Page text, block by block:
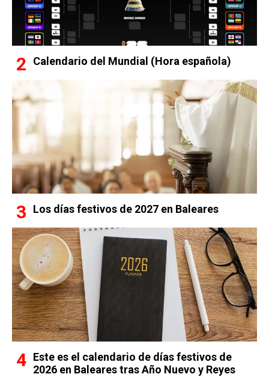
Calendario del Mundial (Hora española)
Los días festivos de 2027 en Baleares
Este es el calendario de días festivos de
2026 en Baleares tras Año Nuevo y Reyes